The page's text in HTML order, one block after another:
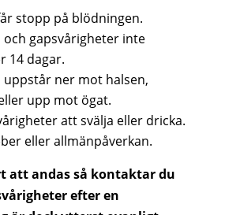
stopp på blödningen.
och gapsvårigheter inte
14 dagar.
uppstår ner mot halsen,
upp mot ögat.
att svälja eller dricka.
eller allmänpåverkan.
att andas så kontaktar du
efter en